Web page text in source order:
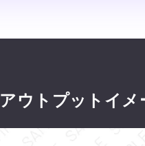
アウトプットイメ